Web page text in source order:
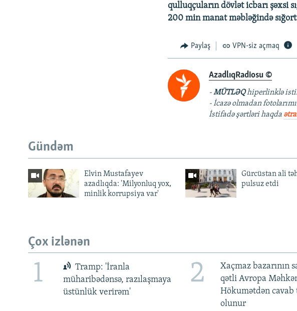
qulluqçuların dövlət icbarı şəxsi
200 min manat məbləğində
Paylaş VPN-siz açmaq
AzadlıqRadiosu ©
-MÜTLƏQhiperlinklə
- İcazə olmadan
İstifadə şərtləri haqda
Gündəm
Elvin Mustafayev
azadlıqda: 'Milyonluq yox,
minlik korrupsiya var'
Gürcüstan ali
pulsuz etdi
Çox izlənən
1
Tramp: 'İranla
müharibədənsə, razılaşmaya
üstünlük verirəm'
2
Xaçmaz bazarının
qətli Avropa
Hökumətdən cavab
olunur